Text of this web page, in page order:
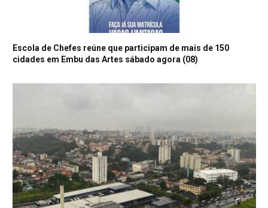
Escola de Chefes reúne que participam de mais de 150
cidades em Embu das Artes sábado agora (08)